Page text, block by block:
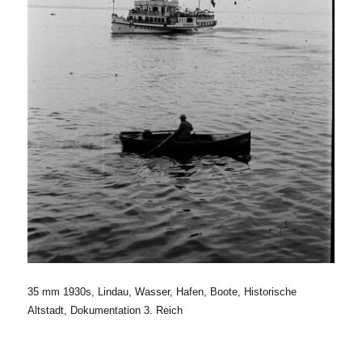
35 mm 1930s, Lindau, Wasser, Hafen, Boote, Historische
Altstadt, Dokumentation 3. Reich